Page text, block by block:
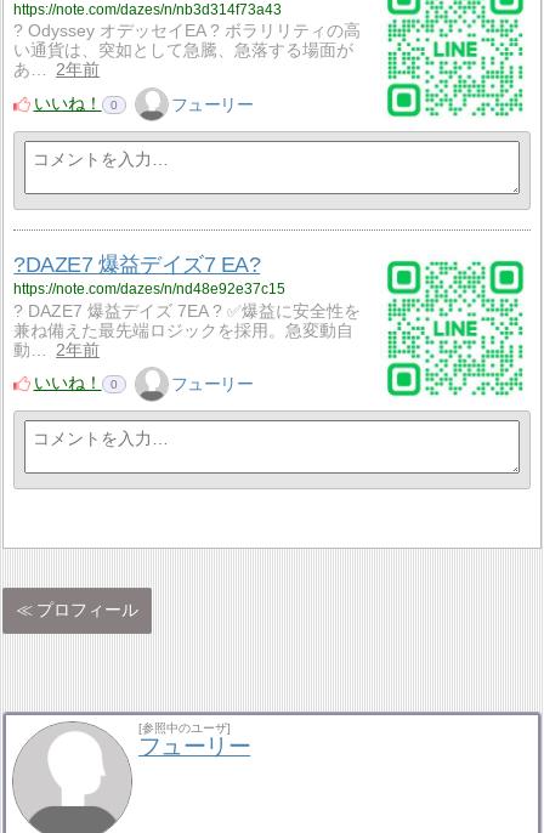
https://note.com/dazes/n/nb3d314f73a43
? Odyssey オデッセイEA ? ボラリリティの高
い通貨は、突如として急騰、急落する場面が
あ…
2年前
いいね！
0 フューリー
?DAZE7 爆益デイズ7 EA?
https://note.com/dazes/n/nd48e92e37c15
? DAZE7 爆益デイズ 7EA ? ✅爆益に安全性を
兼ね備えた最先端ロジックを採用。急変動自
動…
2年前
いいね！
0 フューリー
プロフィール
[参照中のユーザ]
フューリー